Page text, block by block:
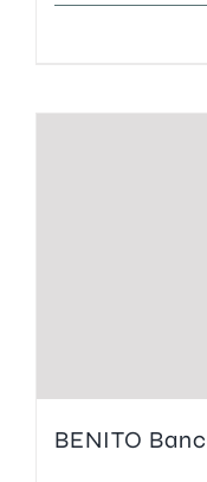
BENITO